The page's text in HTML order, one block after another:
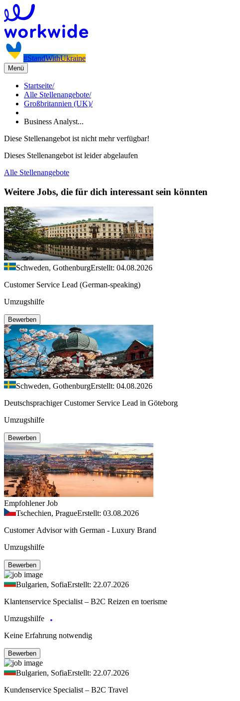
#StandWithUkraine
Menü
Startseite/
Alle Stellenangebote/
Großbritannien (UK)/
Business Analyst...
Diese Stellenangebot ist nicht mehr verfügbar!
Dieses Stellenangebot ist leider abgelaufen
Alle Stellenangebote
Weitere Jobs, die für dich interessant sein könnten
Schweden, GothenburgErstellt: 04.08.2026
Customer Service Lead (German-speaking)
Umzugshilfe
Bewerben
Schweden, GothenburgErstellt: 04.08.2026
Deutschsprachiger Customer Service Lead in Göteborg
Umzugshilfe
Bewerben
Empfohlener Job
Tschechien, PragueErstellt: 03.08.2026
Customer Advisor with German - Luxury Brand
Umzugshilfe
Bewerben
Bulgarien, SofiaErstellt: 22.07.2026
Klantenservice Specialist – B2C Reizen en toerisme
Umzugshilfe
Keine Erfahrung notwendig
Bewerben
Bulgarien, SofiaErstellt: 22.07.2026
Kundenservice Specialist – B2C Travel